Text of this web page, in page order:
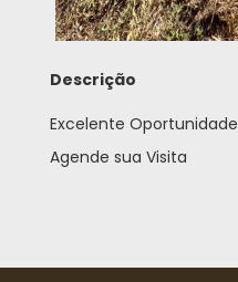
Descrição
Excelente Oportunidade
Agende sua Visita